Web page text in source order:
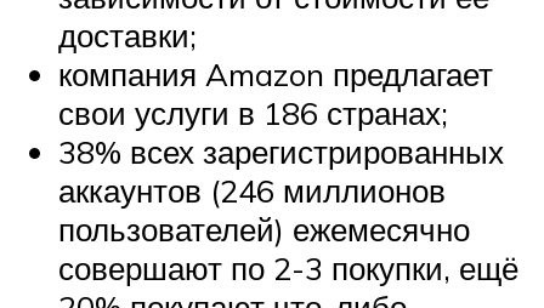
доставки;
компания Amazon предлагает
свои услуги в 186 странах;
38% всех зарегистрированных
аккаунтов (246 миллионов
пользователей) ежемесячно
совершают по 2-3 покупки, ещё